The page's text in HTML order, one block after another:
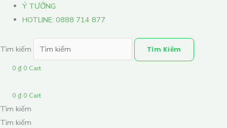
Ý TƯỞNG
HOTLINE: 0888 714 877
Tìm kiếm Tìm Kiếm
0 ₫ 0 Cart
0 ₫ 0 Cart
Tìm kiếm
Tìm kiếm